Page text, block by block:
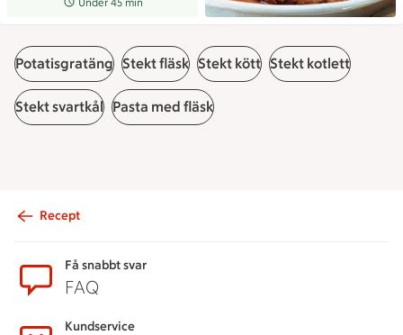
Potatisgratäng Stekt fläsk Stekt kött Stekt kotlett
Stekt svartkål Pasta med fläsk
Recept
Få snabbt svar
FAQ
Kundservice